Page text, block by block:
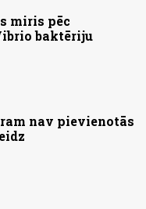
miris pēc
baktēriju
nav pievienotās